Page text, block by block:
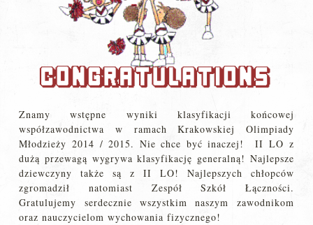
Znamy wstępne wyniki klasyfikacji końcowej
współzawodnictwa w ramach Krakowskiej Olimpiady
Młodzieży 2014 / 2015. Nie chce być inaczej! II LO z
dużą przewagą wygrywa klasyfikację generalną! Najlepsze
dziewczyny także są z II LO! Najlepszych chłopców
zgromadził natomiast Zespół Szkół Łączności.
Gratulujemy serdecznie wszystkim naszym zawodnikom
oraz nauczycielom wychowania fizycznego!